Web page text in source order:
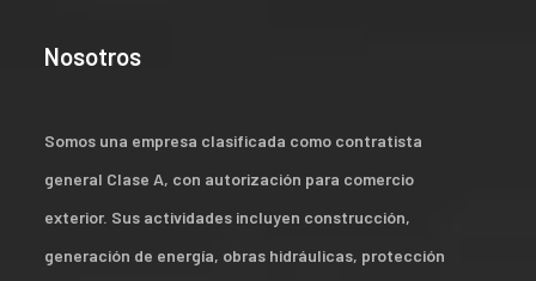
Nosotros
Somos una empresa clasificada como contratista
general Clase A, con autorización para comercio
exterior. Sus actividades incluyen construcción,
generación de energía, obras hidráulicas, protección